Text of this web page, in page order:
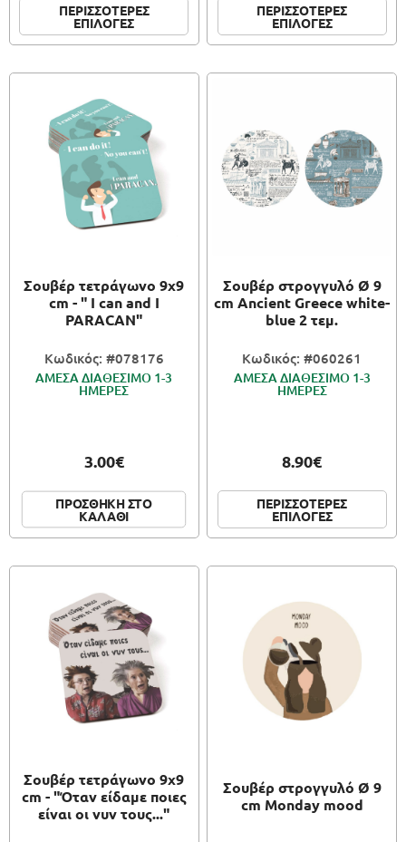
ΠΕΡΙΣΣΟΤΕΡΕΣ
ΕΠΙΛΟΓΕΣ
ΠΕΡΙΣΣΟΤΕΡΕΣ
ΕΠΙΛΟΓΕΣ
Σουβέρ τετράγωνο 9x9
cm - " I can and I
PARACAN"
Κωδικός: #078176
ΑΜΕΣΑ ΔΙΑΘΕΣΙΜΟ 1-3
ΗΜΕΡΕΣ
3.00€
ΠΡΟΣΘΗΚΗ ΣΤΟ
ΚΑΛΑΘΙ
Σουβέρ στρογγυλό Ø 9
cm Ancient Greece white-
blue 2 τεμ.
Κωδικός: #060261
ΑΜΕΣΑ ΔΙΑΘΕΣΙΜΟ 1-3
ΗΜΕΡΕΣ
8.90€
ΠΕΡΙΣΣΟΤΕΡΕΣ
ΕΠΙΛΟΓΕΣ
Σουβέρ τετράγωνο 9x9
cm - "Όταν είδαμε ποιες
είναι οι νυν τους..."
Σουβέρ στρογγυλό Ø 9
cm Monday mood